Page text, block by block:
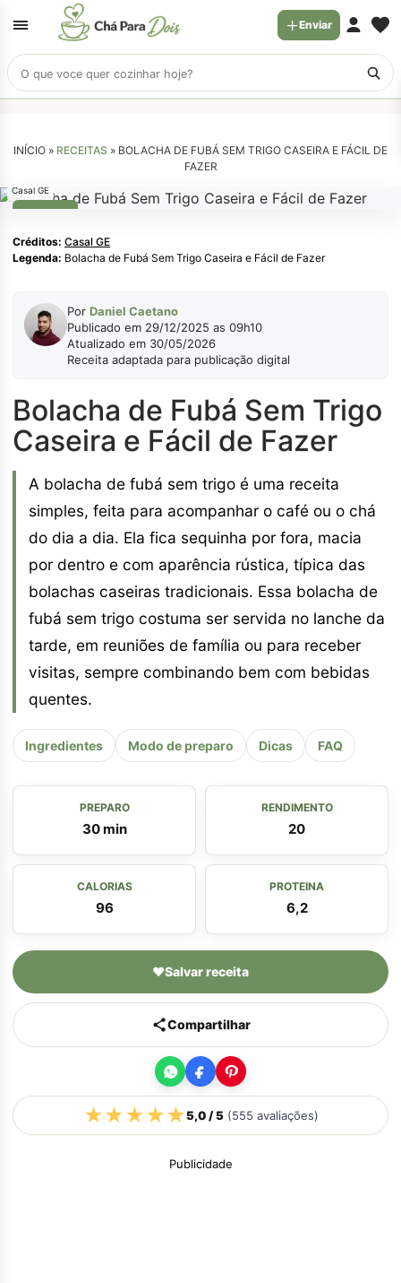
Buscar
receitas
Enviar
INÍCIO » RECEITAS » BOLACHA DE FUBÁ SEM TRIGO CASEIRA E FÁCIL DE
FAZER
LANCHE
Casal GE
Créditos: Casal GE
Legenda: Bolacha de Fubá Sem Trigo Caseira e Fácil de Fazer
Por Daniel Caetano
Publicado em 29/12/2025 as 09h10
Atualizado em 30/05/2026
Receita adaptada para publicação digital
Bolacha de Fubá Sem Trigo
Caseira e Fácil de Fazer
A bolacha de fubá sem trigo é uma receita
simples, feita para acompanhar o café ou o chá
do dia a dia. Ela fica sequinha por fora, macia
por dentro e com aparência rústica, típica das
bolachas caseiras tradicionais. Essa bolacha de
fubá sem trigo costuma ser servida no lanche da
tarde, em reuniões de família ou para receber
visitas, sempre combinando bem com bebidas
quentes.
Ingredientes Modo de preparo Dicas FAQ
PREPARO
30 min
RENDIMENTO
20
CALORIAS
96
PROTEINA
6,2
♥Salvar receita
Compartilhar
★★★★★5,0/ 5(555 avaliações)
Publicidade